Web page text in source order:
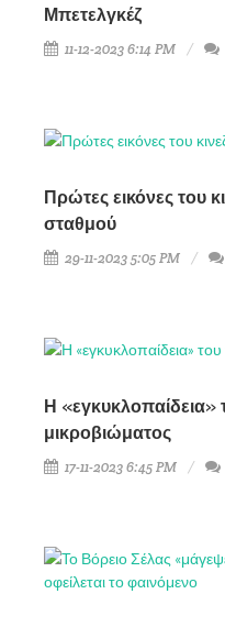
Μπετελγκέζ
11-12-2023 6:14 PM
Πρώτες εικόνες του
σταθμού
29-11-2023 5:05 PM
Η «εγκυκλοπαίδεια»
μικροβιώματος
17-11-2023 6:45 PM